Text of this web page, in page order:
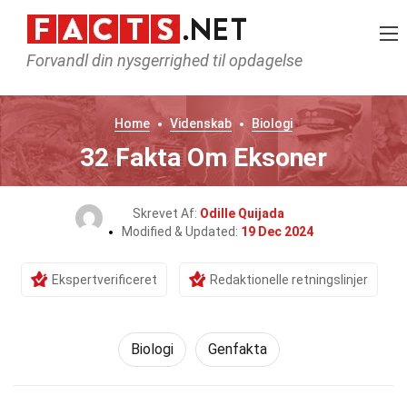
Forvandl din nysgerrighed til opdagelse
Home Videnskab Biologi
32 Fakta Om Eksoner
Skrevet Af: Odille Quijada
Modified & Updated: 19 Dec 2024
Ekspertverificeret Redaktionelle retningslinjer
Biologi Genfakta